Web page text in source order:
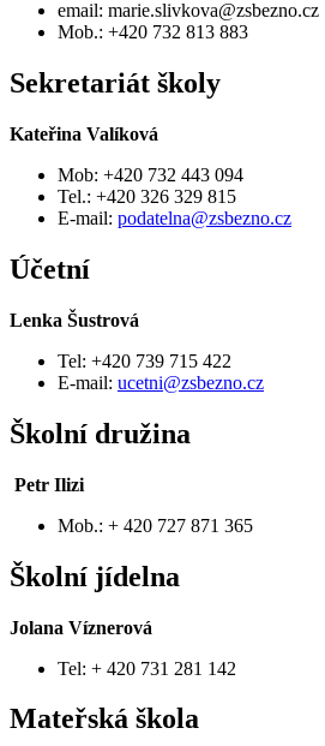
email: marie.slivkova@zsbezno.cz
Mob.: +420 732 813 883
Sekretariát školy
Kateřina Valíková
Mob: +420 732 443 094
Tel.: +420 326 329 815
E-mail: podatelna@zsbezno.cz
Účetní
Lenka Šustrová
Tel: +420 739 715 422
E-mail: ucetni@zsbezno.cz
Školní družina
Petr Ilizi
Mob.: + 420 727 871 365
Školní jídelna
Jolana Víznerová
Tel: + 420 731 281 142
Mateřská škola